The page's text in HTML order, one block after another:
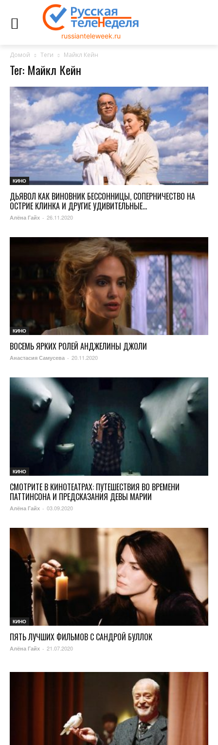
russianteleweek.ru
Домой Теги Майкл Кейн
Тег: Майкл Кейн
КИНО
ДЬЯВОЛ КАК ВИНОВНИК БЕССОННИЦЫ, СОПЕРНИЧЕСТВО НА
ОСТРИЕ КЛИНКА И ДРУГИЕ УДИВИТЕЛЬНЫЕ...
Алёна Гайх - 26.11.2020
КИНО
ВОСЕМЬ ЯРКИХ РОЛЕЙ АНДЖЕЛИНЫ ДЖОЛИ
Анастасия Самусева - 20.11.2020
КИНО
СМОТРИТЕ В КИНОТЕАТРАХ: ПУТЕШЕСТВИЯ ВО ВРЕМЕНИ
ПАТТИНСОНА И ПРЕДСКАЗАНИЯ ДЕВЫ МАРИИ
Алёна Гайх - 03.09.2020
КИНО
ПЯТЬ ЛУЧШИХ ФИЛЬМОВ С САНДРОЙ БУЛЛОК
Алёна Гайх - 21.07.2020